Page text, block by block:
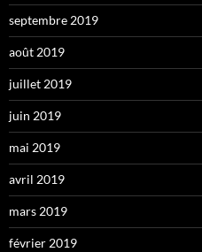
septembre 2019
août 2019
juillet 2019
juin 2019
mai 2019
avril 2019
mars 2019
février 2019